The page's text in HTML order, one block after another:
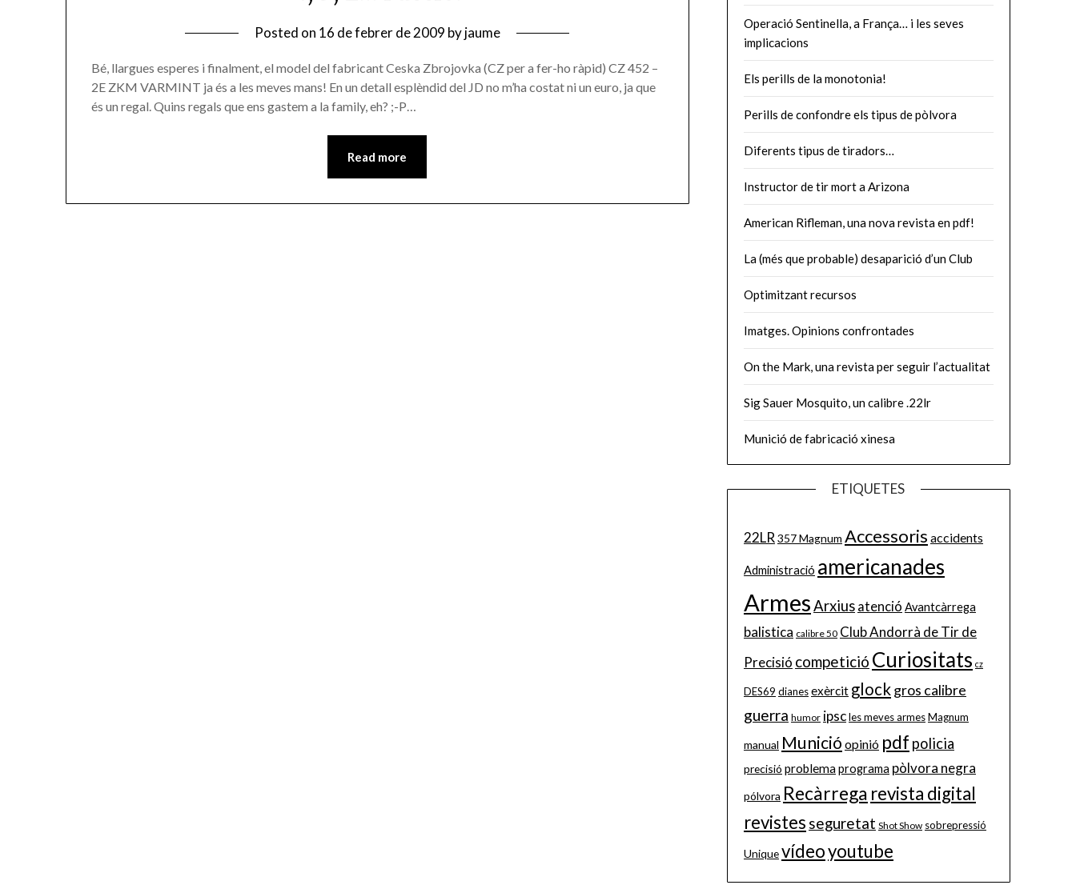
Posted on 16 de febrer de 2009 byjaume
Bé, llargues esperes i finalment, el model del fabricant Ceska Zbrojovka (CZ per a fer-ho ràpid) CZ 452 –
2E ZKM VARMINT ja és a les meves mans! En un detall esplèndid del JD no m’ha costat ni un euro, ja que
és un regal. Quins regals que ens gastem a la family, eh? ;-P…
Read more
Operació Sentinella, a França… i les seves
implicacions
Els perills de la monotonia!
Perills de confondre els tipus de pòlvora
Diferents tipus de tiradors…
Instructor de tir mort a Arizona
American Rifleman, una nova revista en pdf!
La (més que probable) desaparició d’un Club
Optimitzant recursos
Imatges. Opinions confrontades
On the Mark, una revista per seguir l’actualitat
Sig Sauer Mosquito, un calibre .22lr
Munició de fabricació xinesa
ETIQUETES
22LR 357 Magnum Accessoris accidents
Administració americanades
ArmesArxius atenció Avantcàrrega
balistica calibre 50 Club Andorrà de Tir de
Precisió competició Curiositats cz
DES69 dianesexèrcit glockgros calibre
guerra humor ipscles meves armesMagnum
manual Munició opinió pdf policia
precisió problemaprograma pòlvora negra
pólvora Recàrrega revista digital
revistes seguretat Shot Show sobrepressió
Uniquevídeoyoutube